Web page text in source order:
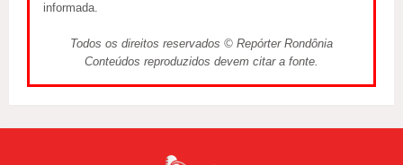
informada.
Todos os direitos reservados © Repórter Rondônia
Conteúdos reproduzidos devem citar a fonte.